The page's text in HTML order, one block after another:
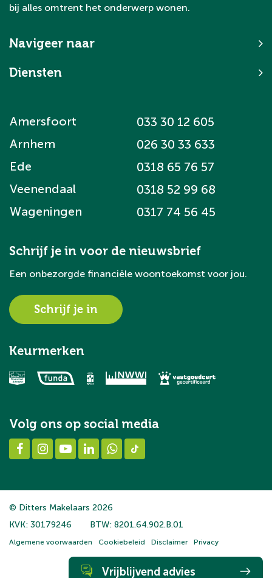
bij alles omtrent het onderwerp wonen.
Navigeer naar
Diensten
Amersfoort
033 30 12 605
Arnhem
026 30 33 633
Ede
0318 65 76 57
Veenendaal
0318 52 99 68
Wageningen
0317 74 56 45
Schrijf je in voor de nieuwsbrief
Een onbezorgde financiële woontoekomst voor jou.
Schrijf je in
Keurmerken
Volg ons op social media
Vrijblijvend advies
© Ditters Makelaars 2026
KVK: 30179246
BTW: 8201.64.902.B.01
Algemene voorwaarden Cookiebeleid Disclaimer Privacy